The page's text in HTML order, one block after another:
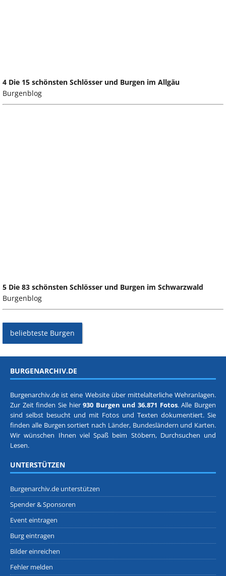
4 Die 15 schönsten Schlösser und Burgen im Allgäu
Burgenblog
5 Die 83 schönsten Schlösser und Burgen im Schwarzwald
Burgenblog
beliebteste Burgen
BURGENARCHIV.DE
Burgenarchiv.de ist eine Website über mittelalterliche Wehranlagen.
Zur Zeit finden Sie hier930 Burgen und 36.871 Fotos. Alle Burgen
sind selbst besucht und mit Fotos und Texten dokumentiert. Sie
finden alle Burgen sortiert nach Länder, Bundesländern und Karten.
Wir wünschen Ihnen viel Spaß beim Stöbern, Durchsuchen und
Lesen.
UNTERSTÜTZEN
Burgenarchiv.de unterstützen
Spender & Sponsoren
Event eintragen
Burg eintragen
Bilder einreichen
Fehler melden